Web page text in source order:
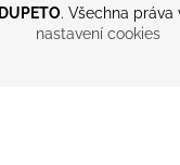
DUPETO. Všechna práva
nastavení cookies